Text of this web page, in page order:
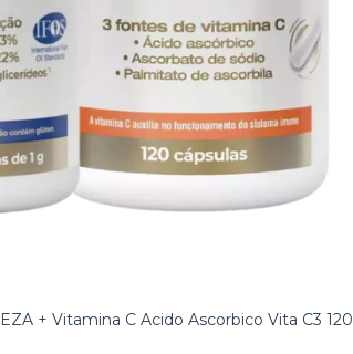
+ Vitamina C Acido Ascorbico Vita C3 120